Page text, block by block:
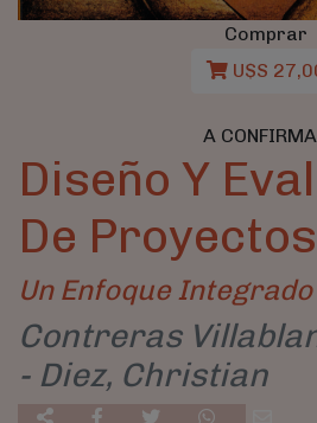
Comprar
U$S
A
Diseño Y
De Proyectos
Un Enfoque Integrado
Contreras
- Diez, Christian